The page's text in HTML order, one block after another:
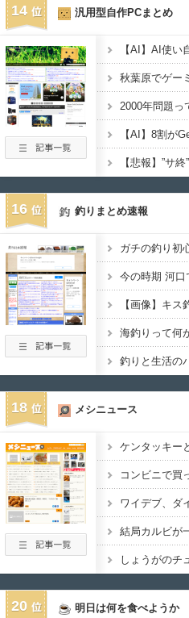
14 汎用型自作PCまとめ
【AI】8割が
16 釣りまとめ速報
今の時期 河口
【画像】キス
海釣りって何
釣りと生活の
18 メシニュース
ケンタッキー
コンビニで買
ワイデブ、ダ
結局カルビが
20 明日は何を食べようか